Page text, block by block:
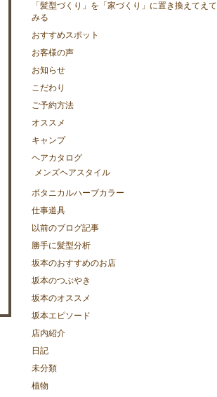
「髪型づくり」を「家づくり」に置き換えてえて
みる
おすすめスポット
お客様の声
お知らせ
こだわり
ご予約方法
オススメ
キャンプ
ヘアカタログ
メンズヘアスタイル
ボタニカルハーブカラー
仕事道具
以前のブログ記事
勝手に髪型分析
坂本のおすすめのお店
坂本のつぶやき
坂本のオススメ
坂本エピソード
店内紹介
日記
未分類
植物